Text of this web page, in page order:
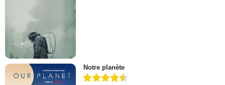
Notre planète